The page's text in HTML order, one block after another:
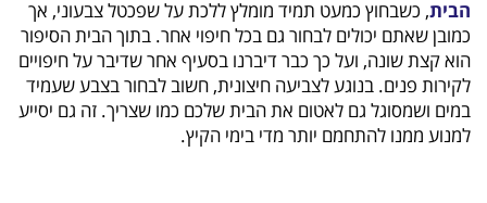
הבית, כשבחוץ כמעט תמיד מומלץ ללכת על שפכטל צבעוני, אך
כמובן שאתם יכולים לבחור גם בכל חיפוי אחר. בתוך הבית הסיפור
הוא קצת שונה, ועל כך כבר דיברנו בסעיף אחר שדיבר על חיפויים
לקירות פנים. בנוגע לצביעה חיצונית, חשוב לבחור בצבע שעמיד
במים ושמסוגל גם לאטום את הבית שלכם כמו שצריך. זה גם יסייע
למנוע ממנו להתחמם יותר מדי בימי הקיץ.